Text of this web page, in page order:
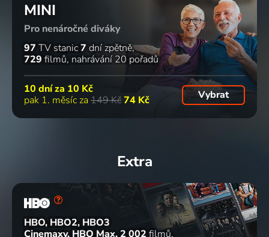
MINI
Pro nenáročné diváky
97 TV stanic7 dní zpětně
729 filmů nahrávání 20 pořadů
10 dní za 10 Kč
pak 1. měsíc za 149 Kč74 Kč Vybrat
Extra
HBO, HBO2, HBO3
Cinemaxy, HBO Max 2 002 filmů